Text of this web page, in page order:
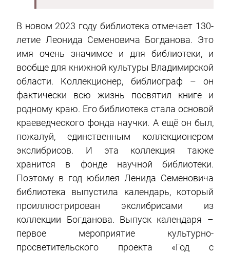
В новом 2023 году библиотека отмечает 130-
летие Леонида Семеновича Богданова. Это
имя очень значимое и для библиотеки, и
вообще для книжной культуры Владимирской
области. Коллекционер, библиограф – он
фактически всю жизнь посвятил книге и
родному краю. Его библиотека стала основой
краеведческого фонда научки. А ещё он был,
пожалуй, единственным коллекционером
экслибрисов. И эта коллекция также
хранится в фонде научной библиотеки.
Поэтому в год юбилея Ленида Семеновича
библиотека выпустила календарь, который
проиллюстрирован экслибрисами из
коллекции Богданова. Выпуск календаря –
первое мероприятие культурно-
просветительского проекта «Год с